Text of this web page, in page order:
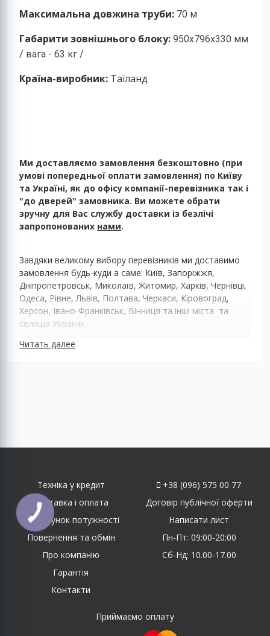
Максимальна довжина труби: 70 м
Габарити зовнішнього блоку: 950x796x330 мм
/ вага - 63 кг /
Країна-виробник: Таїланд
Ми доставляємо замовлення безкоштовно (при
умові попередньої оплати замовлення) по Київу
та Україні, як до офісу компанії-перевізника так і
"до дверей" замовника. Ви можете обрати
зручну для Вас службу доставки із безлічі
запропонованих нами.
Завдяки великому вибору перевізників ми доставимо
замовлення будь-куди а саме: Київ, Запоріжжя,
Дніпропетровськ, Миколаїв, Житомир, Харків, Чернівці,
Одеса, Рівне, Львів, Полтава, Черкаси, Кіровоград,
Херсон, Івано-Франківськ, Вінниця та інші міста та
селища України.
Читать далее
Техніка у кредит
Доставка і оплата
Розрахунок потужності
Повернення та обмін
Про компанію
Гарантія
Контакти
+38 (096) 575 00 77
Договір публічної оферти
Написати лист
Пн-Пт: 09:00-20:00
Сб-Нд: 10.00-17.00
Приймаємо оплату